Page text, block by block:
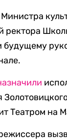
ректора
Театром на